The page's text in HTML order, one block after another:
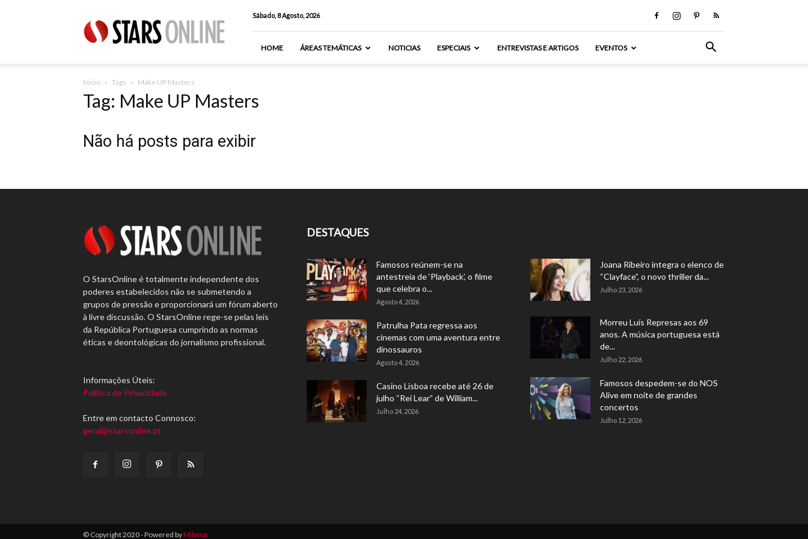
Online
Sábado, 8 Agosto, 2026
HOME ÁREAS TEMÁTICAS NOTICIAS ESPECIAIS ENTREVISTAS E ARTIGOS EVENTOS
Inicio Tags Make UP Masters
Tag: Make UP Masters
Não há posts para exibir
O StarsOnline é totalmente independente dos
poderes estabelecidos não se submetendo a
grupos de pressão e proporcionará um fórum aberto
à livre discussão. O StarsOnline rege-se pelas leis
da República Portuguesa cumprindo as normas
éticas e deontológicas do jornalismo profissional.
Informações Úteis:
Política de Privacidade
Entre em contacto Connosco:
geral@starsonline.pt
DESTAQUES
Famosos reúnem-se na
antestreia de ‘Playback’, o filme
que celebra o...
Agosto 4, 2026
Patrulha Pata regressa aos
cinemas com uma aventura entre
dinossauros
Agosto 4, 2026
Casino Lisboa recebe até 26 de
julho “Rei Lear” de William...
Julho 24, 2026
Joana Ribeiro integra o elenco de
“Clayface”, o novo thriller da...
Julho 23, 2026
Morreu Luís Represas aos 69
anos. A música portuguesa está
de...
Julho 22, 2026
Famosos despedem-se do NOS
Alive em noite de grandes
concertos
Julho 12, 2026
© Copyright 2020 - Powered byMilenar